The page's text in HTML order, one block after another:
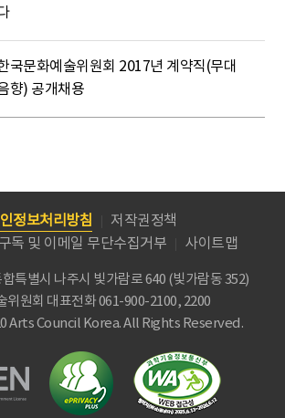
국문화예술위원회 2017년 계약직(무대
향) 공개채용
정보처리방침
저작권정책
독 및 이메일 무단수집거부
사이트맵
특별시 나주시 빛가람로 640 (빛가람동 352)
위원회 대표전화 061-900-2100, 2200
Arts Council Korea. All Rights Reserved.